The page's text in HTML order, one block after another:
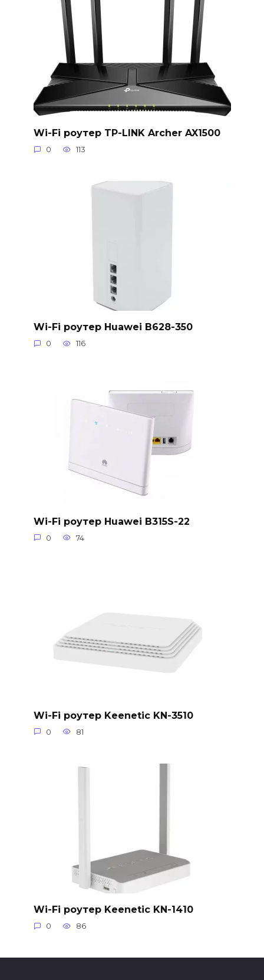
Wi-Fi роутер TP-LINK Archer AX1500
0 113
Wi-Fi роутер Huawei B628-350
0 116
Wi-Fi роутер Huawei B315S-22
0 74
Wi-Fi роутер Keenetic KN-3510
0 81
Wi-Fi роутер Keenetic KN-1410
0 86